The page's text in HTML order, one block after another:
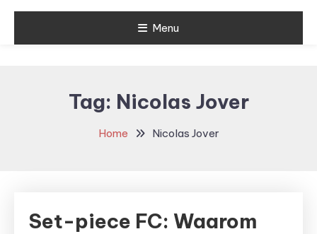
Menu
Tag: Nicolas Jover
Home Nicolas Jover
Set-piece FC: Waarom